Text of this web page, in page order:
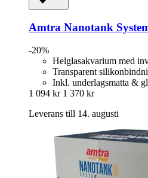
Amtra Nanotank
-20%
Helglasakvarium med
Transparent
Inkl. underlagsmatta &
1 094 kr 1 370 kr
Leverans till 14. augusti